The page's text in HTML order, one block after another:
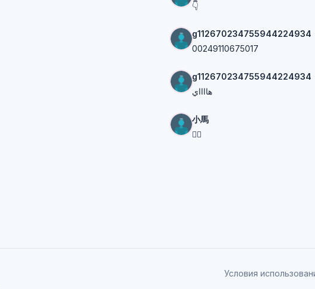
👇
g112670234755944224934
00249110675017
g112670234755944224934
هااااي
小馬
👍🏻
Условия